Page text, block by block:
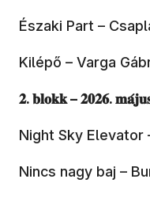
Északi Part –
Kilépő – Varga
𝟐. 𝐛𝐥𝐨𝐤𝐤 – 𝟐𝟎𝟐𝟔.
Night Sky Elevator
Nincs nagy baj –